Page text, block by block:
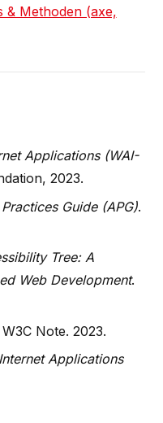
& Methoden (axe,
Applications (WAI-
2023.
Guide (APG).
Tree: A
Web Development.
Note. 2023.
Applications